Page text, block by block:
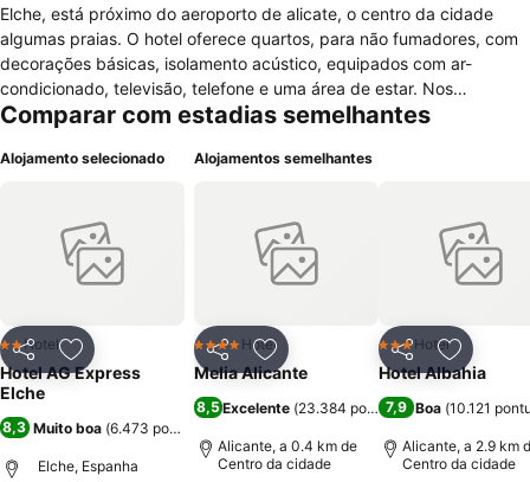
Elche, está próximo do aeroporto de alicate, o centro da cidade
algumas praias. O hotel oferece quartos, para não fumadores, com
decorações básicas, isolamento acústico, equipados com ar-
condicionado, televisão, telefone e uma área de estar. Nos
banheiros os Hóspedes encontram chuveiro e secador de cabelo. O
lojas Check-in/Check-out, elevador, estacionamento público e
bar e restaurante.O alojamento permite animais de pequeno porte
podendo vir a ser cobrados custos adicionais.
Comparar com estadias semelhantes
Alojamento selecionado
PartilharAdicionar aos favoritos
2 Estrelas
Hotel
Hotel AG Express
Elche
8,3 Muito boa (6.473 pontuações
Elche, Espanha
Alojamentos semelhantes
PartilharAdicionar aos favoritos
4 EstrelasHotel
Melia Alicante
8,5Excelente (23.384 pontuações)
Alicante, a 0.4 km de
Centro da cidade
Partilhar
3 Estrelas
Hotel
Hotel Albahia
7,9 Boa (10.121
Alicante, a 2.9 km
Centro da cidade